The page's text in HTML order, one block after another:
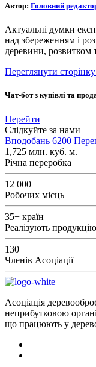
Автор: Головний
Актуальні думки
над збереженням і
деревини, розвитком
Переглянути
Чат-бот з купівлі та
Перейти
Слідкуйте за нами
Вподобань 6200
1,725 млн. куб. м.
Річна переробка
12 000+
Робочих місць
35+ країн
Реалізують продукцію
130
Членів Асоціації
Асоціація
неприбутковою
що працюють у